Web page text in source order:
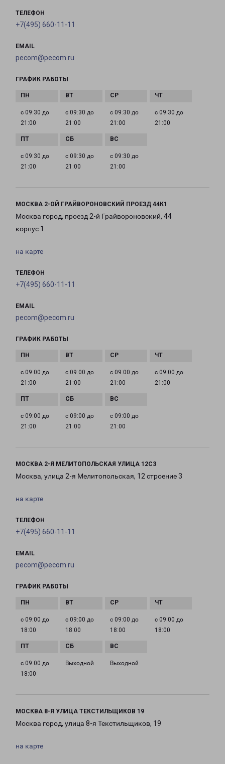
ТЕЛЕФОН
+7(495) 660-11-11
EMAIL
pecom@pecom.ru
ГРАФИК РАБОТЫ
с 09:30 до
21:00
с 09:30 до
21:00
с 09:30 до
21:00
с 09:30 до
21:00
с 09:30 до
21:00
с 09:30 до
21:00
с 09:30 до
21:00
МОСКВА 2-ОЙ ГРАЙВОРОНОВСКИЙ ПРОЕЗД 44К1
Москва город, проезд 2-й Грайвороновский, 44
корпус 1
на карте
ТЕЛЕФОН
+7(495) 660-11-11
EMAIL
pecom@pecom.ru
ГРАФИК РАБОТЫ
с 09:00 до
21:00
с 09:00 до
21:00
с 09:00 до
21:00
с 09:00 до
21:00
с 09:00 до
21:00
с 09:00 до
21:00
с 09:00 до
21:00
МОСКВА 2-Я МЕЛИТОПОЛЬСКАЯ УЛИЦА 12С3
Москва, улица 2-я Мелитопольская, 12 строение 3
на карте
ТЕЛЕФОН
+7(495) 660-11-11
EMAIL
pecom@pecom.ru
ГРАФИК РАБОТЫ
с 09:00 до
18:00
с 09:00 до
18:00
с 09:00 до
18:00
с 09:00 до
18:00
с 09:00 до
18:00
Выходной Выходной
МОСКВА 8-Я УЛИЦА ТЕКСТИЛЬЩИКОВ 19
Москва город, улица 8-я Текстильщиков, 19
на карте